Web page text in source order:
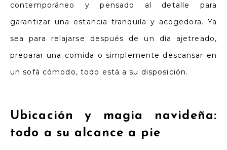
contemporáneo y pensado al detalle para
garantizar una estancia tranquila y acogedora. Ya
sea para relajarse después de un día ajetreado,
preparar una comida o simplemente descansar en
un sofá cómodo, todo está a su disposición.
Ubicación y magia navideña:
todo a su alcance a pie